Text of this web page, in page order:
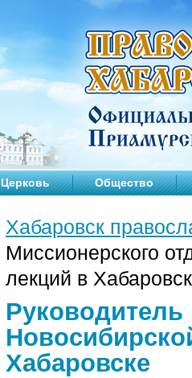
Церковь Общество
Хабаровск
Миссионерского
лекций в
Руководитель
Хабаровске